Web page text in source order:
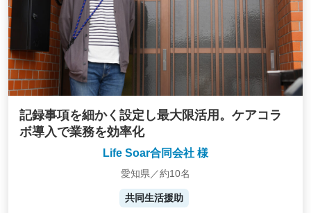
記録事項を細かく設定し最大限活用。ケアコラ
ボ導入で業務を効率化
Life Soar合同会社 様
愛知県／約10名
共同生活援助